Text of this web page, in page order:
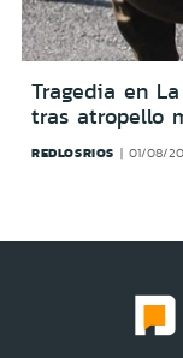
Tragedia en
tras atropello
REDLOSRIOS 01/08/